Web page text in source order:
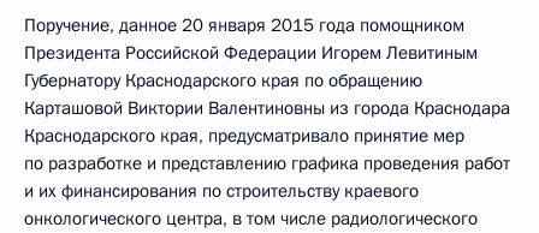
Поручение, данное 20 января 2015 года помощником
Президента Российской Федерации Игорем Левитиным
Губернатору Краснодарского края по обращению
Карташовой Виктории Валентиновны из города Краснодара
Краснодарского края, предусматривало принятие мер
по разработке и представлению графика проведения работ
и их финансирования по строительству краевого
онкологического центра, в том числе радиологического